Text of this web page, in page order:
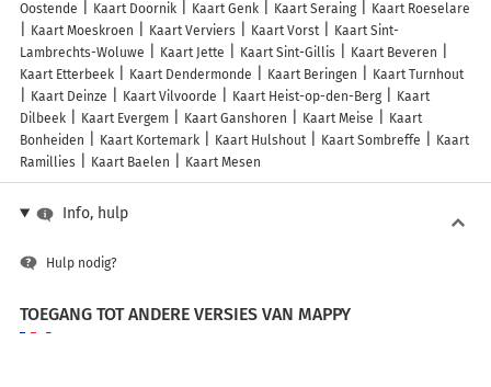
Oostende
Kaart Doornik Kaart Genk Kaart Seraing
Kaart Roeselare
Kaart Moeskroen
Kaart Verviers Kaart Vorst
Kaart Sint-
Lambrechts-Woluwe
Kaart Jette Kaart Sint-Gillis
Kaart Beveren
Kaart Etterbeek
Kaart Dendermonde Kaart Beringen
Kaart Turnhout
Kaart Deinze
Kaart Vilvoorde Kaart Heist-op-den-Berg
Kaart
Dilbeek
Kaart Evergem Kaart Ganshoren Kaart Meise
Kaart
Bonheiden
Kaart Kortemark Kaart Hulshout Kaart Sombreffe
Kaart
Ramillies
Kaart Baelen Kaart Mesen
Info, hulp
Hulp nodig?
TOEGANG TOT ANDERE VERSIES VAN MAPPY
France